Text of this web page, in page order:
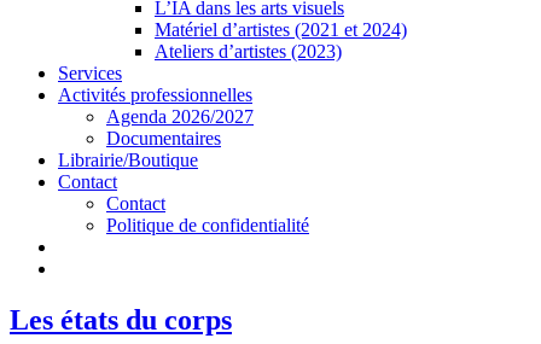
L’IA dans les arts visuels
Matériel d’artistes (2021 et 2024)
Ateliers d’artistes (2023)
Services
Activités professionnelles
Agenda 2026/2027
Documentaires
Librairie/Boutique
Contact
Contact
Politique de confidentialité
Les états du corps